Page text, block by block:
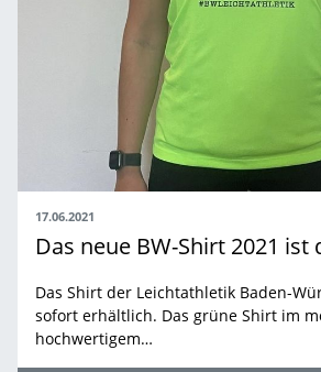
17.06.2021
Das neue BW-Shirt 2021 ist
Das Shirt der Leichtathletik Baden-
sofort erhältlich. Das grüne Shirt im
hochwertigem…